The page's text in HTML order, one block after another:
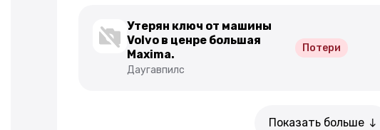
Утерян ключ от машины
Volvo в ценре большая
Махima.
Даугавпилс
Потери
Показать больше